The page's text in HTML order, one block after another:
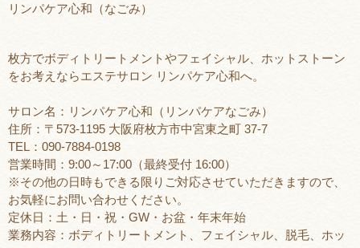
リンパケア心和（なごみ）
枚方でボディトリートメントやフェイシャル、ホットストーン
をお考えならエステサロン リンパケア心和へ。
サロン名：リンパケア心和（リンパケアなごみ）
住所：〒573-1195 大阪府枚方市中宮東之町 37-7
TEL：090-7884-0198
営業時間：9:00～17:00（最終受付 16:00）
※その他の日時もできる限りご対応させていただきますので、
お気軽にお問い合わせください。
定休日：土・日・祝・GW・お盆・年末年始
業務内容：ボディトリートメント、フェイシャル、脱毛、ホッ